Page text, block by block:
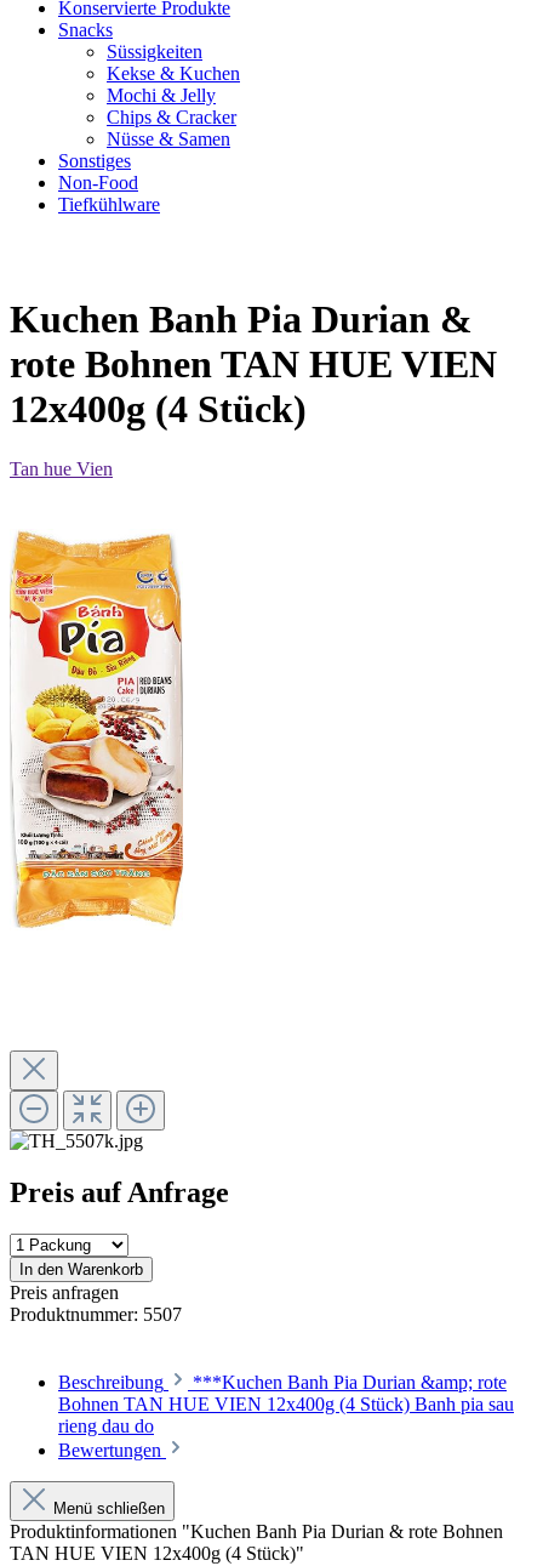
Konservierte Produkte
Snacks
Süssigkeiten
Kekse & Kuchen
Mochi & Jelly
Chips & Cracker
Nüsse & Samen
Sonstiges
Non-Food
Tiefkühlware
Kuchen Banh Pia Durian &
rote Bohnen TAN HUE VIEN
12x400g (4 Stück)
Tan hue Vien
Preis auf Anfrage
In den Warenkorb
Preis anfragen
Produktnummer: 5507
Beschreibung
***Kuchen Banh Pia Durian &amp; rote
Bohnen TAN HUE VIEN 12x400g (4 Stück) Banh pia sau
rieng dau do
Bewertungen
Menü schließen
Produktinformationen "Kuchen Banh Pia Durian & rote Bohnen
TAN HUE VIEN 12x400g (4 Stück)"